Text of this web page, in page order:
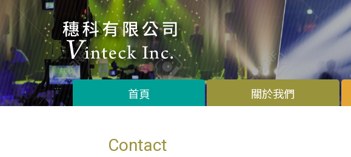
首頁 關於我們
Contact